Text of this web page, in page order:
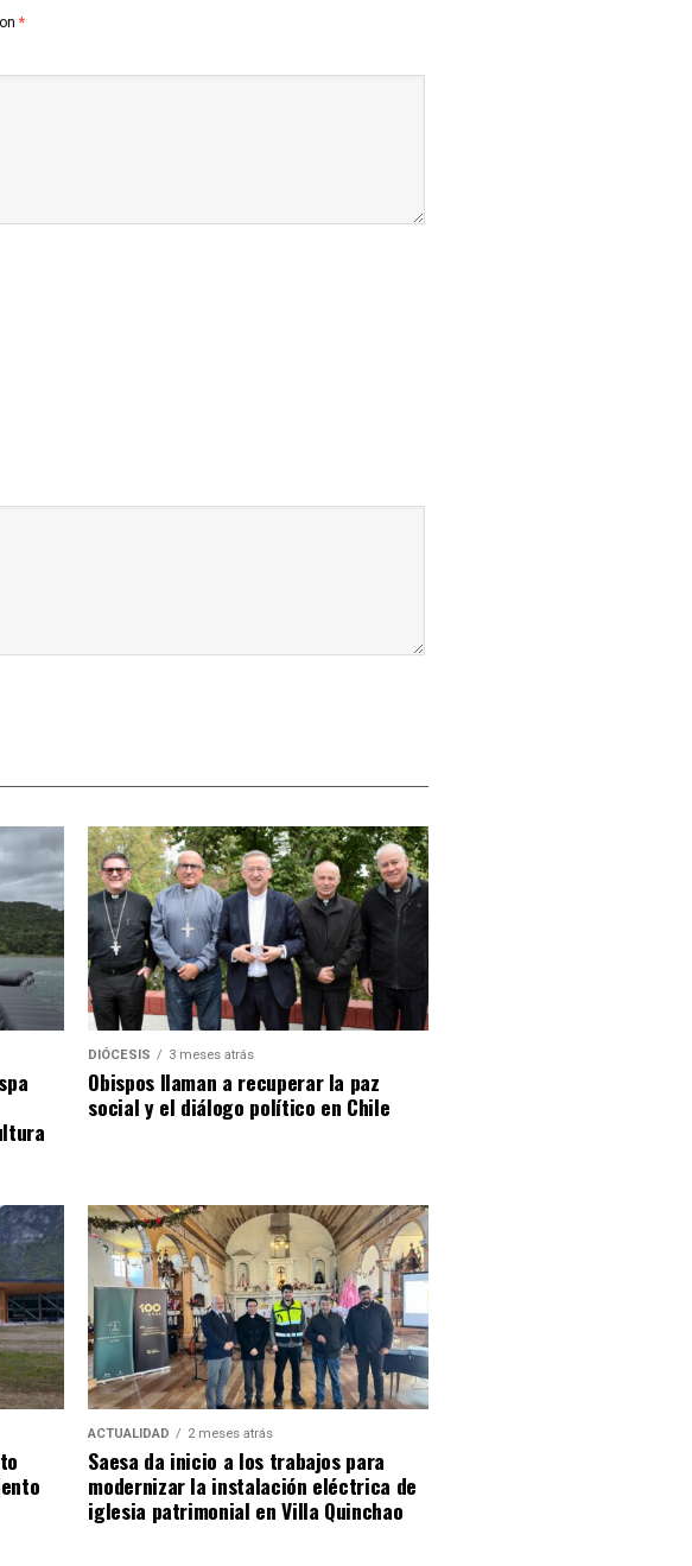
*
DIÓCESIS 3 meses atrás
Obispos llaman a recuperar la paz
social y el diálogo político en Chile
ACTUALIDAD 2 meses atrás
Saesa da inicio a los trabajos para
modernizar la instalación eléctrica de
iglesia patrimonial en Villa Quinchao